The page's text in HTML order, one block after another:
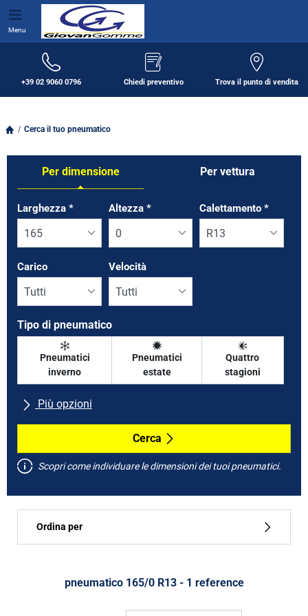
Menu
+39 02 9060 0796 Chiedi preventivo Trova il punto di vendita
Cerca il tuo pneumatico
Per dimensione Per vettura
Tab updated: Per dimensione
Larghezza * Altezza * Calettamento*
Carico Velocità
Tipo di pneumatico
Pneumatici
inverno
Pneumatici
estate
Quattro
stagioni
Più opzioni
Tutte le marche
Tipo di vettura
Run flat
Cerca
Scopri come individuare le dimensioni dei tuoi pneumatici.
Ordina per
Tipo di pneumatico
pneumatico ‎165/0 R13 - 1 reference